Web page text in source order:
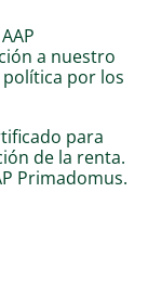
a nuestro
por los
para
de la renta.
Primadomus.